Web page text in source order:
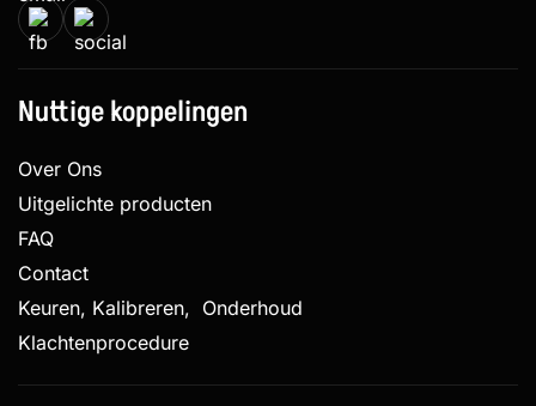
Nuttige koppelingen
Over Ons
Uitgelichte producten
FAQ
Contact
Keuren, Kalibreren, Onderhoud
Klachtenprocedure